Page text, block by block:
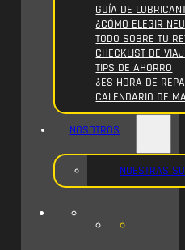
GUÍA DE
¿CÓMO ELEGIR
TODO SOBRE TU
CHECKLIST DE
TIPS DE AHORRO
¿ES HORA DE
CALENDARIO DE
NOSOTROS
NUESTRAS